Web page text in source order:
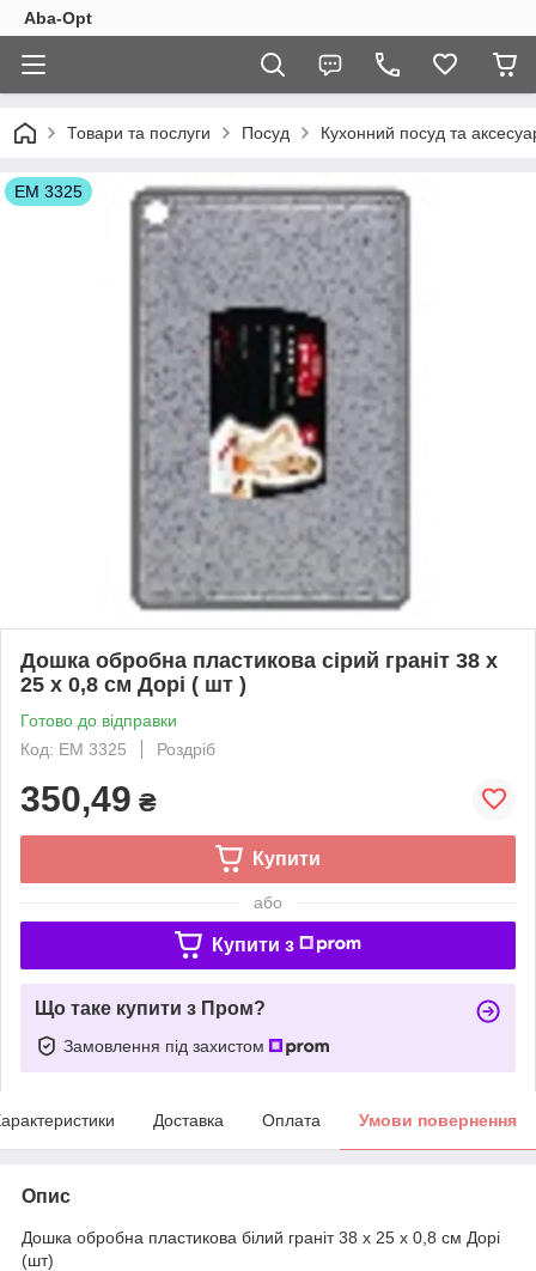
Aba-Opt
Товари та послуги Посуд Кухонний посуд та
ЕМ 3325
Дошка обробна пластикова сірий граніт 38 х
25 х 0,8 см Дорі ( шт )
Готово до відправки
Код: ЕМ 3325
Роздріб
350,49 ₴
Купити
або
Купити з
Що таке купити з Пром?
Замовлення під захистом
Доставка Оплата Умови повернення
Опис
Дошка обробна пластикова білий граніт 38 х 25 х 0,8 см Дорі
(шт)